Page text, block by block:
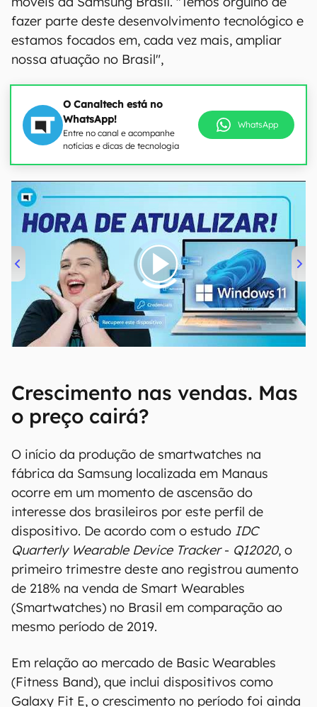
fazer parte deste desenvolvimento tecnológico e
estamos focados em, cada vez mais, ampliar
nossa atuação no Brasil",
O Canaltech está no
WhatsApp!
Entre no canal e acompanhe
notícias e dicas de tecnologia
WhatsApp
00:00 04:52
Crescimento nas vendas. Mas
o preço cairá?
O início da produção de smartwatches na
fábrica da Samsung localizada em Manaus
ocorre em um momento de ascensão do
interesse dos brasileiros por este perfil de
dispositivo. De acordo com o estudo IDC
Quarterly Wearable Device Tracker- Q12020, o
primeiro trimestre deste ano registrou aumento
de 218% na venda de Smart Wearables
(Smartwatches) no Brasil em comparação ao
mesmo período de 2019.
Em relação ao mercado de Basic Wearables
(Fitness Band), que inclui dispositivos como
Galaxy Fit E, o crescimento no período foi ainda